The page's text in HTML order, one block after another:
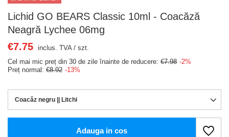
Lichid GO BEARS Classic 10ml - Coacăză
Neagră Lychee 06mg
Coacăz negru || Litchi
€7.75 inclus. TVA/ szt.
Cel mai mic preț din 30 de zile înainte de reducere: €7.98 -2%
Preț normal: €8.92 -13%
Adauga in cos